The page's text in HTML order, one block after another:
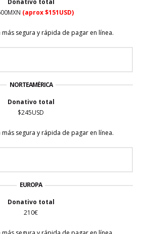
(aprox $151USD)
NORTEAMÉRICA
Donativo total
$245USD
EUROPA
Donativo total
210€